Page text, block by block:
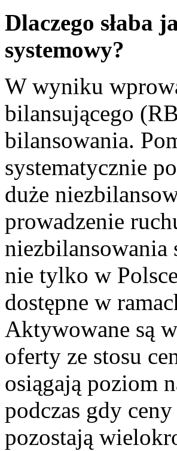
Dlaczego słaba
systemowy?
W wyniku
bilansującego
bilansowania.
systematycznie
duże
prowadzenie
niezbilansowania
nie tylko w
dostępne w
Aktywowane są
oferty ze stosu
osiągają poziom
podczas gdy
pozostają